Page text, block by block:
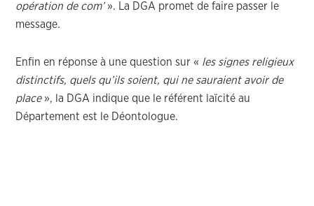
opération de com’». La DGA promet de faire passer le
message.
Enfin en réponse à une question sur « les signes religieux
distinctifs, quels qu’ils soient, qui ne sauraient avoir de
place», la DGA indique que le référent laïcité au
Département est le Déontologue.